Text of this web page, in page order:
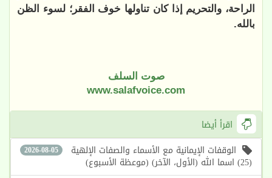
الراحة، والتحريم إذا كان تناولها خوف الفقر؛ لسوء الظن
بالله.
صوت السلف
www.salafvoice.com
اقرأ أيضا
2026-08-05 الوقفات الإيمانية مع الأسماء والصفات الإلهية
(25) اسما الله (الأول، الآخر) (موعظة الأسبوع)